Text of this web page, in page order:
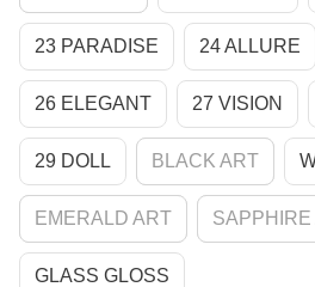
23 PARADISE 24 ALLURE
26 ELEGANT 27 VISION
29 DOLL BLACK ART
EMERALD ART SAPPHIRE
GLASS GLOSS